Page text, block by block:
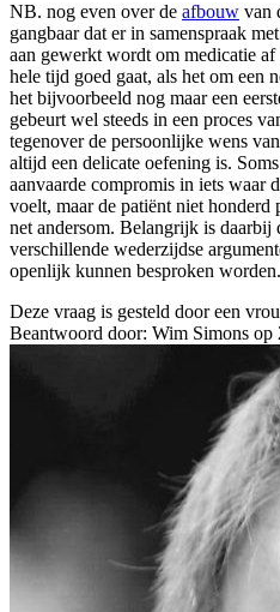
NB. nog even over de afbouw van
gangbaar dat er in samenspraak
aan gewerkt wordt om medicatie af
hele tijd goed gaat, als het om een
het bijvoorbeeld nog maar een
gebeurt wel steeds in een proces
tegenover de persoonlijke wens
altijd een delicate oefening is.
aanvaarde compromis in iets waar
voelt, maar de patiënt niet honderd
net andersom. Belangrijk is daarbij
verschillende wederzijdse
openlijk kunnen besproken worden.
Deze vraag is gesteld door een
Beantwoord door: Wim Simons op